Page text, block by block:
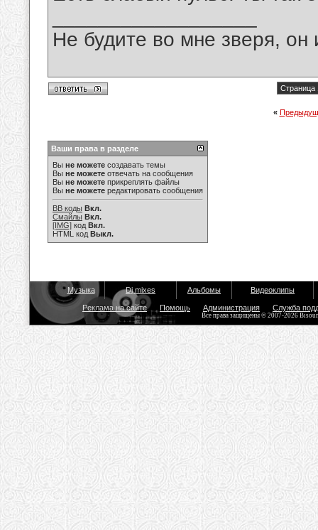
Не будите во мне зверя, он
Страница
«
Ваши права в разделе
Вы не можете создавать темы
Вы не можете отвечать на сообщения
Вы не можете прикреплять файлы
Вы не можете редактировать сообщения
BB коды Вкл.
Смайлы Вкл.
[IMG] код Вкл.
HTML код Выкл.
Музыка Dj mixes Альбомы Видеоклипы
Реклама на сайте Помощь Администрация Служба
Все права защищены © 2007-2026